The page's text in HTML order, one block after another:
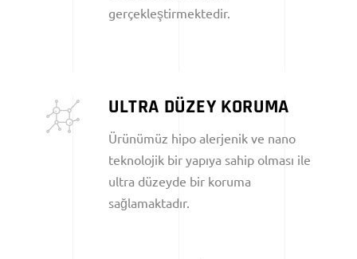
gerçekleştirmektedir.
ULTRA DÜZEY KORUMA
Ürünümüz hipo alerjenik ve nano
teknolojik bir yapıya sahip olması ile
ultra düzeyde bir koruma
sağlamaktadır.